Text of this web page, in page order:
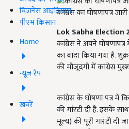
बिज़नेस आइडियाज
पीएम किसान
Home
न्यूज़ रैप
खबरें
कांग्रेस का घोषणापत्र जारी
Lok Sabha Election
कांग्रेस ने अपने
का वादा किया गया है.
की मौजूदगी में कांग्रेस
कांग्रेस के घोषणा पत्र में
की गांरटी दी है. इसके
मूल्य) की पूरी गारंटी दी